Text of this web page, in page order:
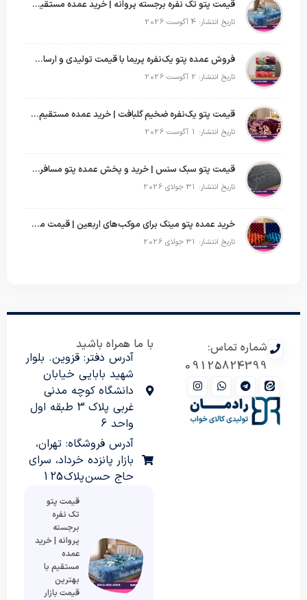
قیمت پتو تک نفره برجسته پروانه | خرید عمده مستقیم با بهترین قیمت بازار
تاریخ انتشار: 4 آگوست 2026
فروش عمده پتو یک‌نفره پریما با قیمت تولیدی و ارسال به سراسر کشور
تاریخ انتشار: 2 آگوست 2026
قیمت پتو یک‌نفره ضخیم گلبافت | خرید عمده مستقیم با بهترین قیمت
تاریخ انتشار: 1 آگوست 2026
قیمت پتو سبک سنس | خرید و پخش عمده پتو مسافرتی Sense
تاریخ انتشار: 31 جولای 2026
خرید عمده پتو مینک برای موکب‌های اربعین | قیمت مناسب و ارسال سریع
تاریخ انتشار: 31 جولای 2026
شماره تماس:
09125824399
با ما همراه باشید
آدرس دفتر: قزوین. بلوار
شهید بابایی خیابان
دانشگاه کوچه مدنی
غربی پلاک 3 طبقه اول
واحد 6
آدرس فروشگاه: تهران،
بازار پانزده خرداد، سرای
حاج حسن پلاک 125
قیمت پتو
تک نفره
برجسته
پروانه | خرید
عمده
مستقیم با
بهترین
قیمت بازار